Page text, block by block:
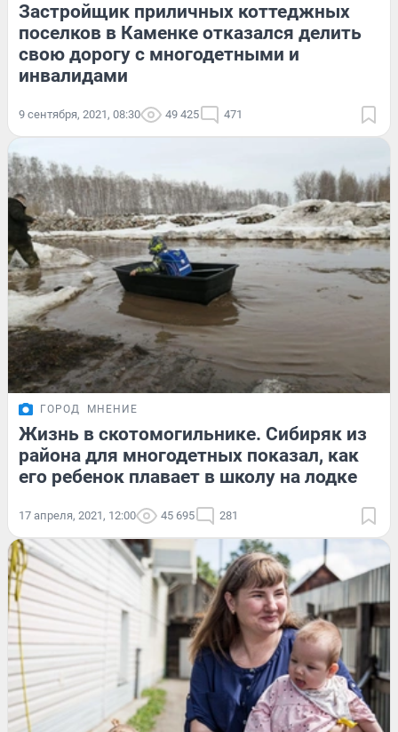
Застройщик приличных коттеджных
поселков в Каменке отказался делить
свою дорогу с многодетными и
инвалидами
9 сентября, 2021, 08:30 49 425 471
ГОРОД МНЕНИЕ
Жизнь в скотомогильнике. Сибиряк из
района для многодетных показал, как
его ребенок плавает в школу на лодке
17 апреля, 2021, 12:00 45 695 281